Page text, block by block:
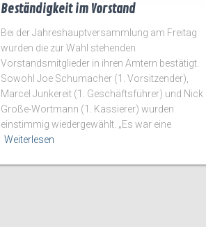
Beständigkeit im Vorstand
Bei der Jahreshauptversammlung am Freitag
wurden die zur Wahl stehenden
Vorstandsmitglieder in ihren Ämtern bestätigt.
Sowohl Joe Schumacher (1. Vorsitzender),
Marcel Junkereit (1. Geschäftsführer) und Nick
Große-Wortmann (1. Kassierer) wurden
einstimmig wiedergewählt. „Es war eine
Weiterlesen